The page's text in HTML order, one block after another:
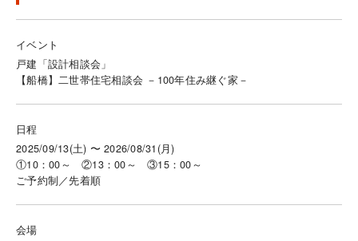
イベント
戸建「設計相談会」
【船橋】二世帯住宅相談会 －100年住み継ぐ家－
日程
2025/09/13(土) 〜 2026/08/31(月)
①10：00～ ②13：00～ ③15：00～
ご予約制／先着順
会場